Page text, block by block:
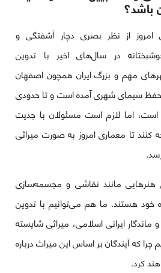
باشد؟
امروز از نظر بصری دچار آشفتگی و
در سال‌های اخیر با تدوین
مهم و بزرگ ایران همچون اصفهان
سیمای شهری آمده است و تا حدودی
اما لازم است مسئولان با جدیت
کنند تا معماری امروز به صورت میراثی
هنرهایی مانند نقاشی و مجسمه‌سازی
خود هستند. ما هم می‌توانیم با تدوین
ایرانی اسلامی، میراثی شایسته
چرا که آیندگان بر اساس این میراث درباره
کرد.